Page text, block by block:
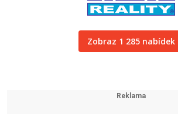
Zobraz 1 285 nabídek